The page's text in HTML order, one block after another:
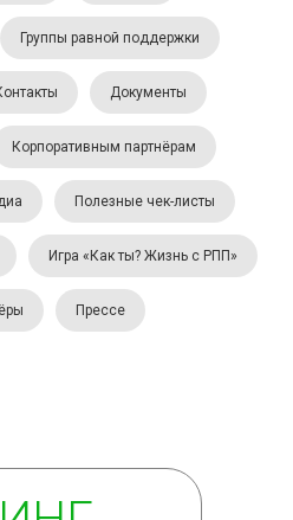
Группы равной поддержки
Документы
Корпоративным партнёрам
Полезные чек-листы
Игра «Как ты? Жизнь с РПП»
Прессе